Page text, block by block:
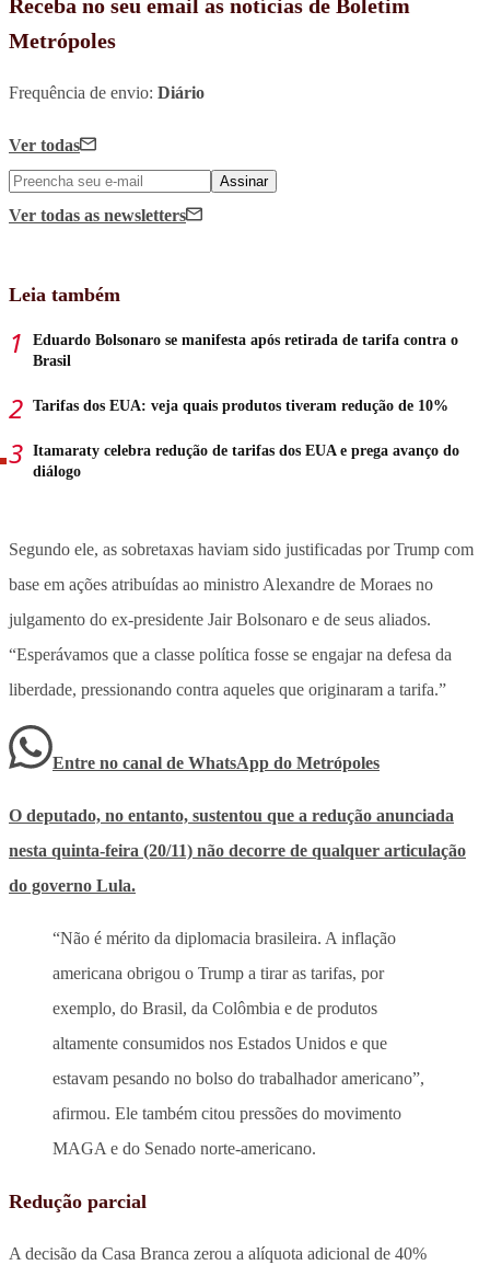
Receba no seu email as notícias de Boletim
Metrópoles
Frequência de envio: Diário
Ver todas
Assinar
Ver todas as newsletters
Leia também
Eduardo Bolsonaro se manifesta após retirada de tarifa contra o
Brasil
Tarifas dos EUA: veja quais produtos tiveram redução de 10%
Itamaraty celebra redução de tarifas dos EUA e prega avanço do
diálogo
Segundo ele, as sobretaxas haviam sido justificadas por Trump com
base em ações atribuídas ao ministro Alexandre de Moraes no
julgamento do ex-presidente Jair Bolsonaro e de seus aliados.
“Esperávamos que a classe política fosse se engajar na defesa da
liberdade, pressionando contra aqueles que originaram a tarifa.”
Entre no canal de WhatsApp do Metrópoles
O deputado, no entanto, sustentou que a redução anunciada
nesta quinta-feira (20/11) não decorre de qualquer articulação
do governo Lula.
“Não é mérito da diplomacia brasileira. A inflação
americana obrigou o Trump a tirar as tarifas, por
exemplo, do Brasil, da Colômbia e de produtos
altamente consumidos nos Estados Unidos e que
estavam pesando no bolso do trabalhador americano”,
afirmou. Ele também citou pressões do movimento
MAGA e do Senado norte-americano.
Redução parcial
A decisão da Casa Branca zerou a alíquota adicional de 40%